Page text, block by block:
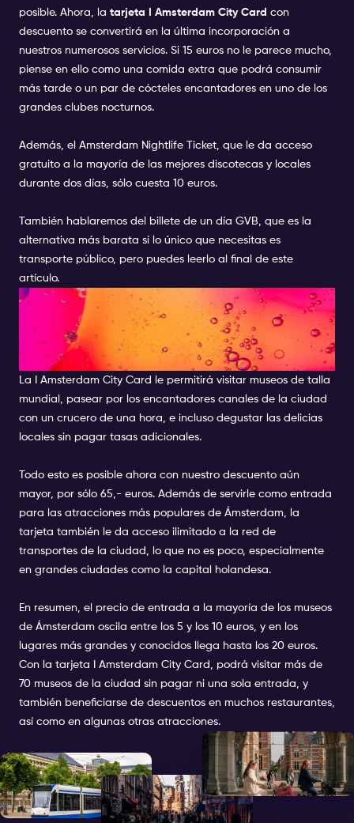
posible. Ahora, la tarjeta I Amsterdam City Card con
descuento se convertirá en la última incorporación a
nuestros numerosos servicios. Si 15 euros no le parece mucho,
piense en ello como una comida extra que podrá consumir
más tarde o un par de cócteles encantadores en uno de los
grandes clubes nocturnos.
Además, el Amsterdam Nightlife Ticket, que le da acceso
gratuito a la mayoría de las mejores discotecas y locales
durante dos días, sólo cuesta 10 euros.
También hablaremos del billete de un día GVB, que es la
alternativa más barata si lo único que necesitas es
transporte público, pero puedes leerlo al final de este
artículo.
I AMSTERDAM CITY CARD:
¿QUÉ ES EXACTAMENTE Y QUÉ
INCLUYE?
La I Amsterdam City Card le permitirá visitar museos de talla
mundial, pasear por los encantadores canales de la ciudad
con un crucero de una hora, e incluso degustar las delicias
locales sin pagar tasas adicionales.
Todo esto es posible ahora con nuestro descuento aún
mayor, por sólo 65,- euros. Además de servirle como entrada
para las atracciones más populares de Ámsterdam, la
tarjeta también le da acceso ilimitado a la red de
transportes de la ciudad, lo que no es poco, especialmente
en grandes ciudades como la capital holandesa.
En resumen, el precio de entrada a la mayoría de los museos
de Ámsterdam oscila entre los 5 y los 10 euros, y en los
lugares más grandes y conocidos llega hasta los 20 euros.
Con la tarjeta I Amsterdam City Card, podrá visitar más de
70 museos de la ciudad sin pagar ni una sola entrada, y
también beneficiarse de descuentos en muchos restaurantes,
así como en algunas otras atracciones.